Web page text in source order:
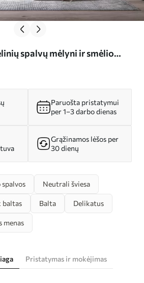
spalvų mėlyni ir smėlio
lapai su švelniais žiedlapiais,
Paruošta pristatymui
per 1–3 darbo dienas
Grąžinamos lėšos per
30 dienų
spalvos Neutrali šviesa
baltas Balta Delikatus
menas
Pristatymas ir mokėjimas